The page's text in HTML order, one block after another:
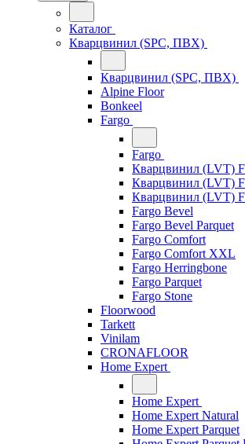
Каталог
Кварцвинил (SPC, ПВХ)
Кварцвинил (SPC, ПВХ)
Alpine Floor
Bonkeel
Fargo
Fargo
Кварцвинил (LVT)
Кварцвинил (LVT)
Кварцвинил (LVT)
Fargo Bevel
Fargo Bevel Parquet
Fargo Comfort
Fargo Comfort XXL
Fargo Herringbone
Fargo Parquet
Fargo Stone
Floorwood
Tarkett
Vinilam
CRONAFLOOR
Home Expert
Home Expert
Home Expert Natural
Home Expert Parquet